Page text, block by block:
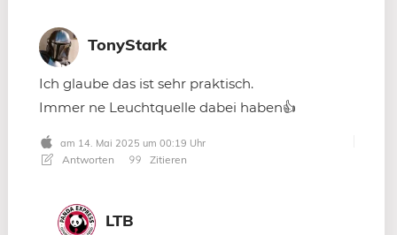
TonyStark
Ich glaube das ist sehr praktisch.
Immer ne Leuchtquelle dabei haben👍
am 14. Mai 2025 um 00:19 Uhr
Antworten Zitieren
LTB